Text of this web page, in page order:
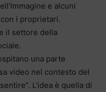
e alcuni
i proprietari.
il settore della
una parte
video nel contesto del
L’idea è quella di